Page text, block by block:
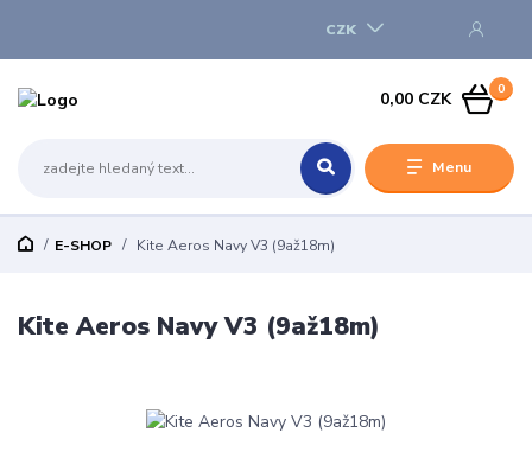
Menu
CZK
0
0,00 CZK
E-SHOP Kite Aeros Navy V3 (9až18m)
Kite Aeros Navy V3 (9až18m)